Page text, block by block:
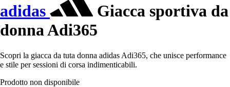
adidas
Giacca sportiva da
donna Adi365
Scopri la giacca da tuta donna adidas Adi365, che unisce performance
e stile per sessioni di corsa indimenticabili.
Prodotto non disponibile